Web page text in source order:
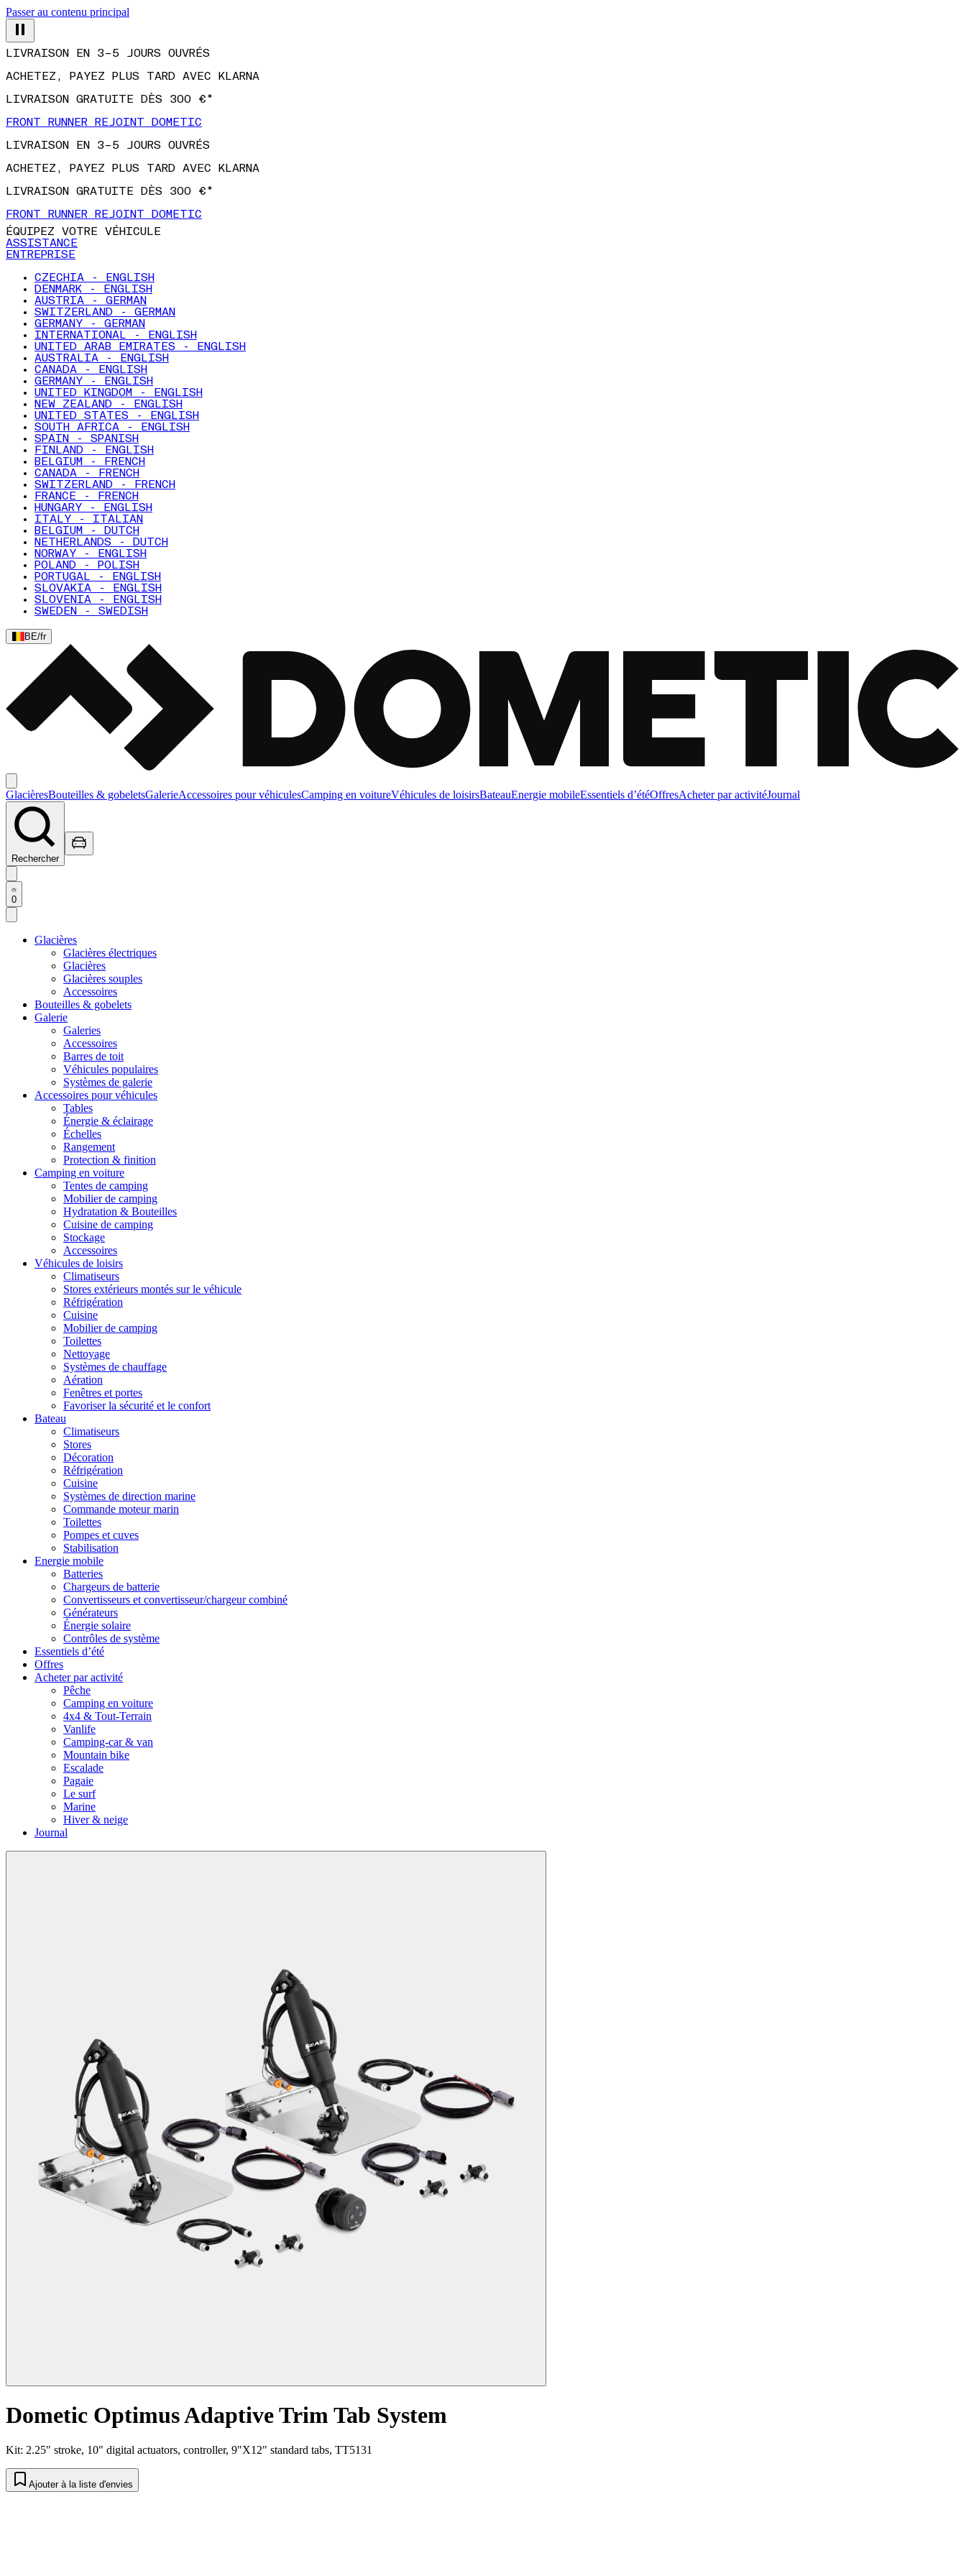
Passer au contenu principal
LIVRAISON EN 3–5 JOURS OUVRÉS
ACHETEZ, PAYEZ PLUS TARD AVEC KLARNA
LIVRAISON GRATUITE DÈS 300 €*
FRONT RUNNER REJOINT DOMETIC
LIVRAISON EN 3–5 JOURS OUVRÉS
ACHETEZ, PAYEZ PLUS TARD AVEC KLARNA
LIVRAISON GRATUITE DÈS 300 €*
FRONT RUNNER REJOINT DOMETIC
ÉQUIPEZ VOTRE VÉHICULE
ASSISTANCE
ENTREPRISE
CZECHIA - ENGLISH
DENMARK - ENGLISH
AUSTRIA - GERMAN
SWITZERLAND - GERMAN
GERMANY - GERMAN
INTERNATIONAL - ENGLISH
UNITED ARAB EMIRATES - ENGLISH
AUSTRALIA - ENGLISH
CANADA - ENGLISH
GERMANY - ENGLISH
UNITED KINGDOM - ENGLISH
NEW ZEALAND - ENGLISH
UNITED STATES - ENGLISH
SOUTH AFRICA - ENGLISH
SPAIN - SPANISH
FINLAND - ENGLISH
BELGIUM - FRENCH
CANADA - FRENCH
SWITZERLAND - FRENCH
FRANCE - FRENCH
HUNGARY - ENGLISH
ITALY - ITALIAN
BELGIUM - DUTCH
NETHERLANDS - DUTCH
NORWAY - ENGLISH
POLAND - POLISH
PORTUGAL - ENGLISH
SLOVAKIA - ENGLISH
SLOVENIA - ENGLISH
SWEDEN - SWEDISH
BE/fr
GlacièresBouteilles & gobeletsGalerieAccessoires pour véhiculesCamping en voitureVéhicules de loisirsBateauEnergie mobileEssentiels d’étéOffresAcheter par activitéJournal
Rechercher
0
Glacières
Glacières électriques
Glacières
Glacières souples
Accessoires
Bouteilles & gobelets
Galerie
Galeries
Accessoires
Barres de toit
Véhicules populaires
Systèmes de galerie
Accessoires pour véhicules
Tables
Énergie & éclairage
Échelles
Rangement
Protection & finition
Camping en voiture
Tentes de camping
Mobilier de camping
Hydratation & Bouteilles
Cuisine de camping
Stockage
Accessoires
Véhicules de loisirs
Climatiseurs
Stores extérieurs montés sur le véhicule
Réfrigération
Cuisine
Mobilier de camping
Toilettes
Nettoyage
Systèmes de chauffage
Aération
Fenêtres et portes
Favoriser la sécurité et le confort
Bateau
Climatiseurs
Stores
Décoration
Réfrigération
Cuisine
Systèmes de direction marine
Commande moteur marin
Toilettes
Pompes et cuves
Stabilisation
Energie mobile
Batteries
Chargeurs de batterie
Convertisseurs et convertisseur/chargeur combiné
Générateurs
Énergie solaire
Contrôles de système
Essentiels d’été
Offres
Acheter par activité
Pêche
Camping en voiture
4x4 & Tout-Terrain
Vanlife
Camping-car & van
Mountain bike
Escalade
Pagaie
Le surf
Marine
Hiver & neige
Journal
Dometic Optimus Adaptive Trim Tab System
Kit: 2.25" stroke, 10" digital actuators, controller, 9"X12" standard tabs, TT5131
Ajouter à la liste d'envies